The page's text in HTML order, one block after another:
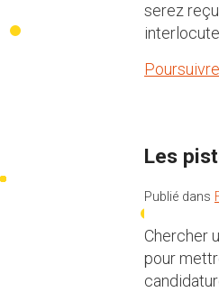
serez
Les
Publié dans
Chercher
pour